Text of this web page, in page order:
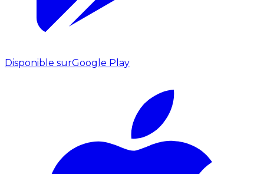
Disponible surGoogle Play